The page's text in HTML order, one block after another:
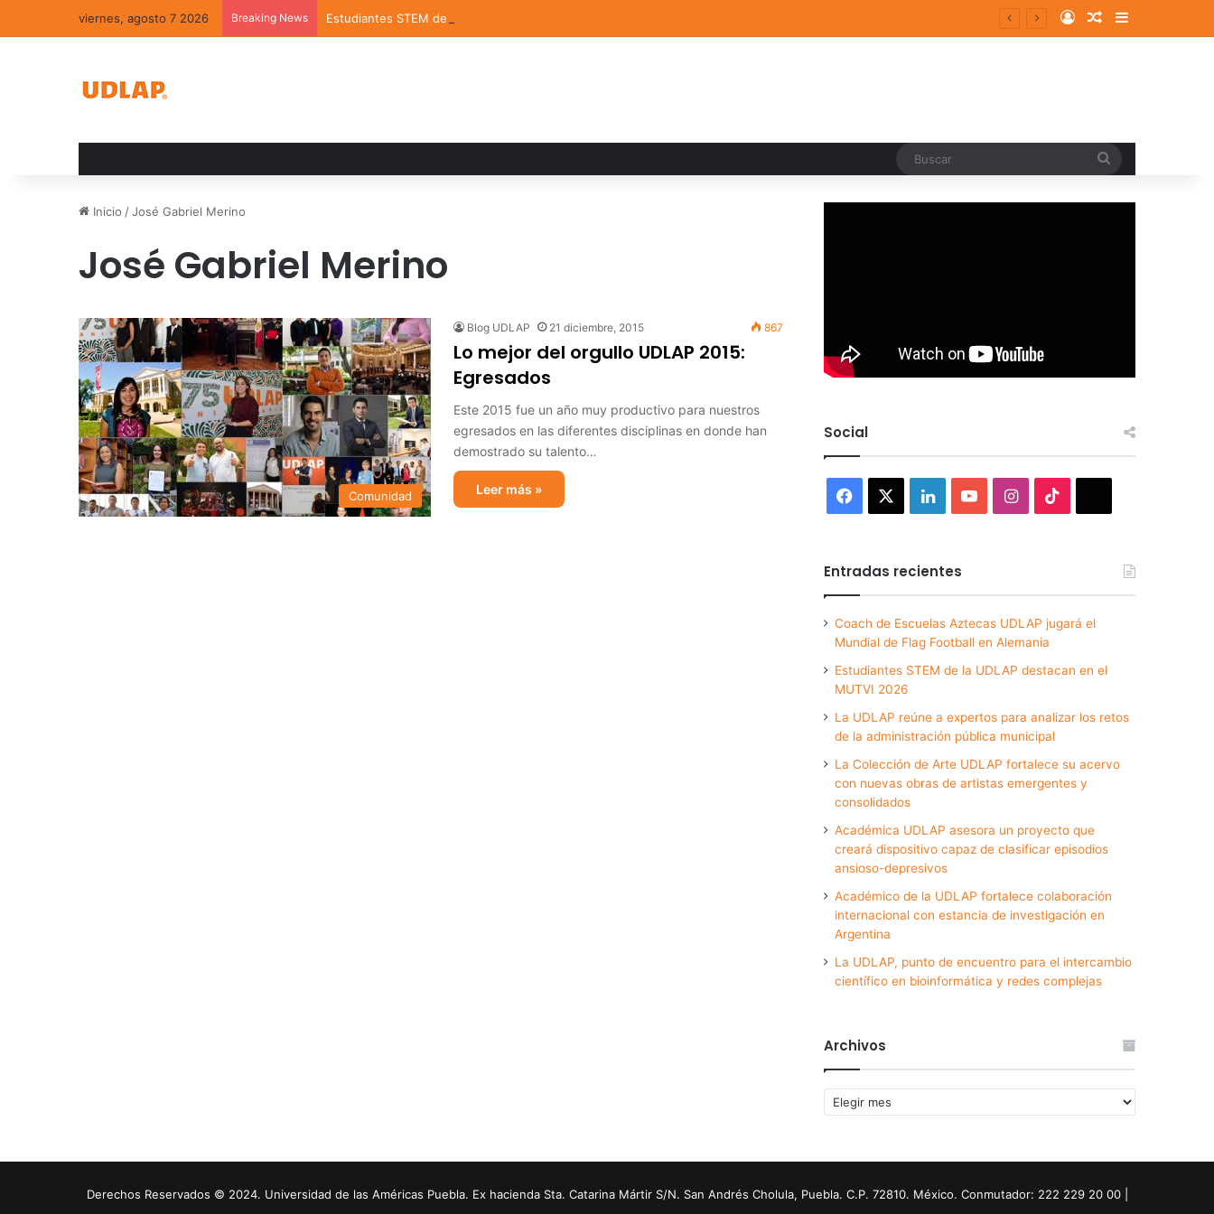
viernes, agosto 7 2026 Breaking News Estudiantes STEM de la UDLAP destacan en el MUTVI 2026 Log InRandom Article
Sidebar
Inicio /José Gabriel Merino
José Gabriel Merino
Comunidad
Blog UDLAP 21 diciembre, 2015 867
Lo mejor del orgullo UDLAP 2015:
Egresados
Este 2015 fue un año muy productivo para nuestros
egresados en las diferentes disciplinas en donde han
demostrado su talento…
Leer más »
Social
Facebook LinkedInYouTubeInstagram
Entradas recientes
Coach de Escuelas Aztecas UDLAP jugará el
Mundial de Flag Football en Alemania
Estudiantes STEM de la UDLAP destacan en el
MUTVI 2026
La UDLAP reúne a expertos para analizar los retos
de la administración pública municipal
La Colección de Arte UDLAP fortalece su acervo
con nuevas obras de artistas emergentes y
consolidados
Académica UDLAP asesora un proyecto que
creará dispositivo capaz de clasificar episodios
ansioso-depresivos
Académico de la UDLAP fortalece colaboración
internacional con estancia de investigación en
Argentina
La UDLAP, punto de encuentro para el intercambio
científico en bioinformática y redes complejas
Archivos
Archivos
Derechos Reservados © 2024. Universidad de las Américas Puebla. Ex hacienda Sta. Catarina Mártir S/N. San Andrés Cholula, Puebla. C.P. 72810. México. Conmutador: 222 229 20 00 |